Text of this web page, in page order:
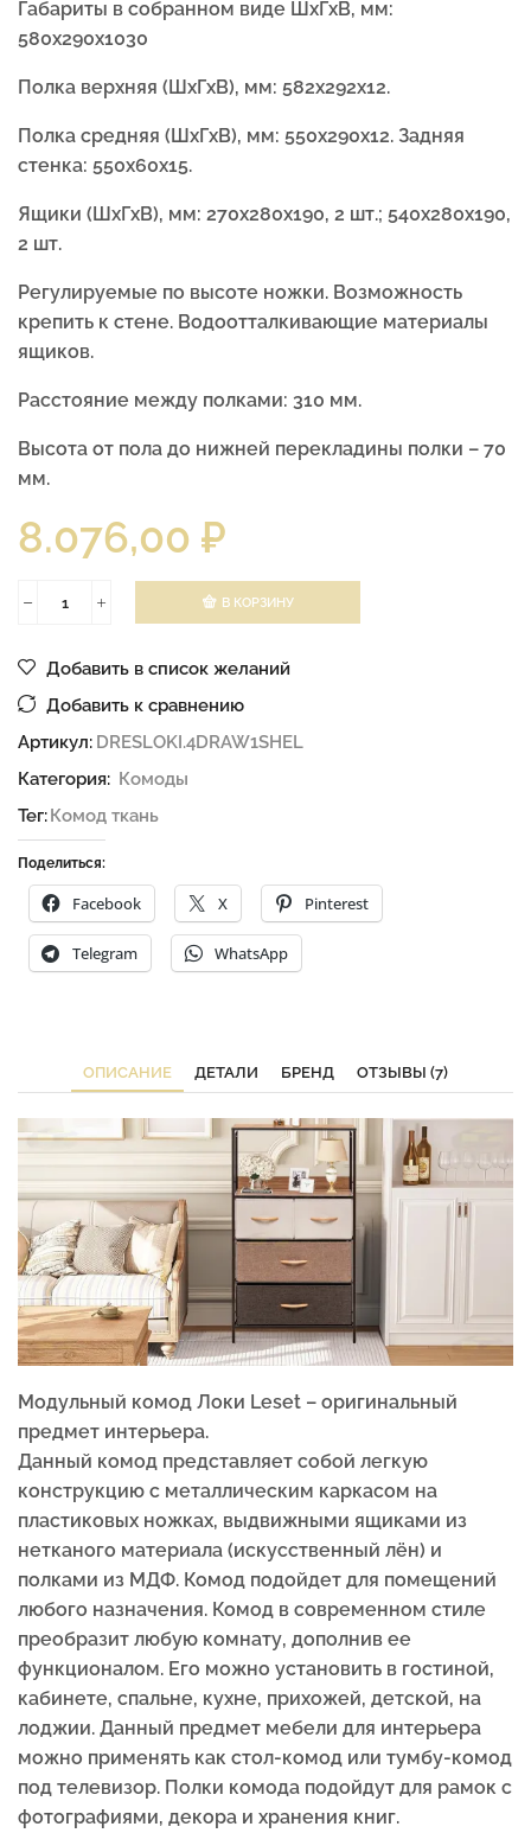
Габариты в собранном виде ШхГхВ, мм:
580х290х1030
Полка верхняя (ШxГxВ), мм: 582х292х12.
Полка средняя (ШxГxВ), мм: 550х290х12. Задняя
стенка: 550х60х15.
Ящики (ШxГxВ), мм: 270х280х190, 2 шт.; 540х280х190,
2 шт.
Регулируемые по высоте ножки. Возможность
крепить к стене. Водоотталкивающие материалы
ящиков.
Расстояние между полками: 310 мм.
Высота от пола до нижней перекладины полки – 70
мм.
8.076,00 ₽
В КОРЗИНУ
Добавить в список желаний
Добавить к сравнению
Артикул: DRESLOKI.4DRAW1SHEL
Категория: Комоды
Тег:Комод ткань
Поделиться:
Facebook X Pinterest
Telegram WhatsApp
ОПИСАНИЕ ДЕТАЛИ БРЕНД ОТЗЫВЫ (7)
Модульный комод Локи Leset – оригинальный
предмет интерьера.
Данный комод представляет собой легкую
конструкцию с металлическим каркасом на
пластиковых ножках, выдвижными ящиками из
нетканого материала (искусственный лён) и
полками из МДФ. Комод подойдет для помещений
любого назначения. Комод в современном стиле
преобразит любую комнату, дополнив ее
функционалом. Его можно установить в гостиной,
кабинете, спальне, кухне, прихожей, детской, на
лоджии. Данный предмет мебели для интерьера
можно применять как стол-комод или тумбу-комод
под телевизор. Полки комода подойдут для рамок с
фотографиями, декора и хранения книг.